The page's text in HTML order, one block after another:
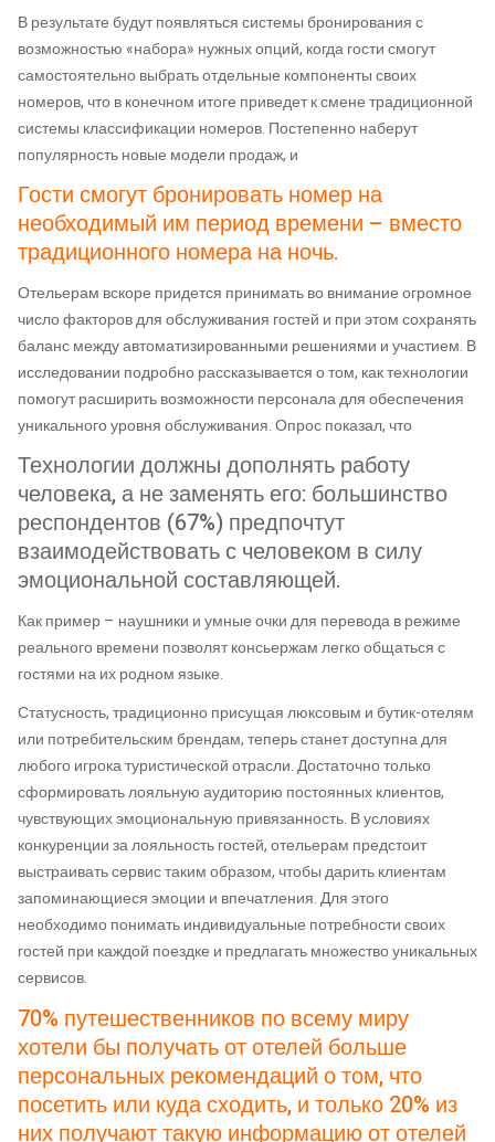
В результате будут появляться системы бронирования с
возможностью «набора» нужных опций, когда гости смогут
самостоятельно выбрать отдельные компоненты своих
номеров, что в конечном итоге приведет к смене традиционной
системы классификации номеров. Постепенно наберут
популярность новые модели продаж, и
Гости смогут бронировать номер на
необходимый им период времени – вместо
традиционного номера на ночь.
Отельерам вскоре придется принимать во внимание огромное
число факторов для обслуживания гостей и при этом сохранять
баланс между автоматизированными решениями и участием. В
исследовании подробно рассказывается о том, как технологии
помогут расширить возможности персонала для обеспечения
уникального уровня обслуживания. Опрос показал, что
Технологии должны дополнять работу
человека, а не заменять его: большинство
респондентов (67%) предпочтут
взаимодействовать с человеком в силу
эмоциональной составляющей.
Как пример – наушники и умные очки для перевода в режиме
реального времени позволят консьержам легко общаться с
гостями на их родном языке.
Статусность, традиционно присущая люксовым и бутик-отелям
или потребительским брендам, теперь станет доступна для
любого игрока туристической отрасли. Достаточно только
сформировать лояльную аудиторию постоянных клиентов,
чувствующих эмоциональную привязанность. В условиях
конкуренции за лояльность гостей, отельерам предстоит
выстраивать сервис таким образом, чтобы дарить клиентам
запоминающиеся эмоции и впечатления. Для этого
необходимо понимать индивидуальные потребности своих
гостей при каждой поездке и предлагать множество уникальных
сервисов.
70% путешественников по всему миру
хотели бы получать от отелей больше
персональных рекомендаций о том, что
посетить или куда сходить, и только 20% из
них получают такую информацию от отелей